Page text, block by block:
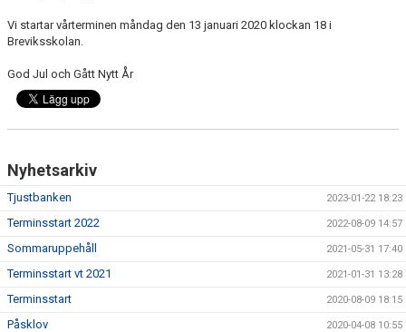
Vi startar vårterminen måndag den 13 januari 2020 klockan 18 i
Breviksskolan.
God Jul och Gått Nytt År
Nyhetsarkiv
Tjustbanken 2023-01-22 18:23
Terminsstart 2022 2022-08-09 14:57
Sommaruppehåll 2021-05-31 17:40
Terminsstart vt 2021 2021-01-31 13:28
Terminsstart 2020-08-09 18:15
Påsklov 2020-04-08 10:55